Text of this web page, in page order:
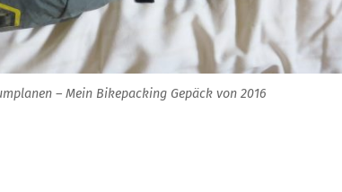
– Mein Bikepacking Gepäck von 2016